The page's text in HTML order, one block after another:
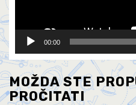
00:00
MOŽDA STE
PROČITATI